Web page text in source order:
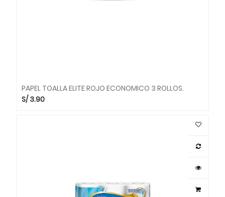
PAPEL TOALLA ELITE ROJO ECONOMICO 3 ROLLOS.
S/ 3.90